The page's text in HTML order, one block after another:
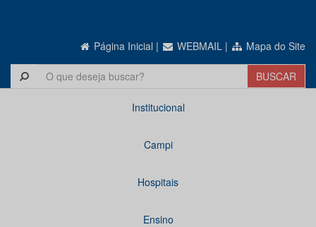
Página Inicial | WEBMAIL | Mapa do Site
Institucional
Campi
Hospitais
Ensino